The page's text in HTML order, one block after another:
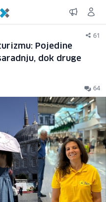
61
Pojedine
dok druge
64